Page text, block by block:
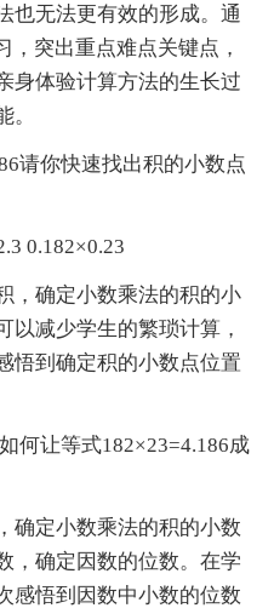
也无法更有效的形成。通
，突出重点难点关键点，
身体验计算方法的生长过
。
你快速找出积的小数点
0.182×0.23
确定小数乘法的积的小
以减少学生的繁琐计算，
悟到确定积的小数点位置
让等式182×23=4.186成
定小数乘法的积的小数
，确定因数的位数。在学
感悟到因数中小数的位数